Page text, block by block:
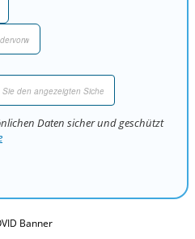
Daten sicher und geschützt